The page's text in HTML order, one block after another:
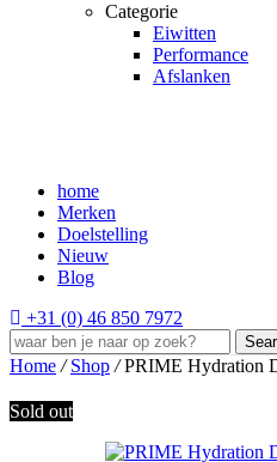
Categorie
Eiwitten
Performance
Afslanken
home
Merken
Doelstelling
Nieuw
Blog
+31 (0) 46 850 7972
Home / Shop / PRIME Hydration
Sold out